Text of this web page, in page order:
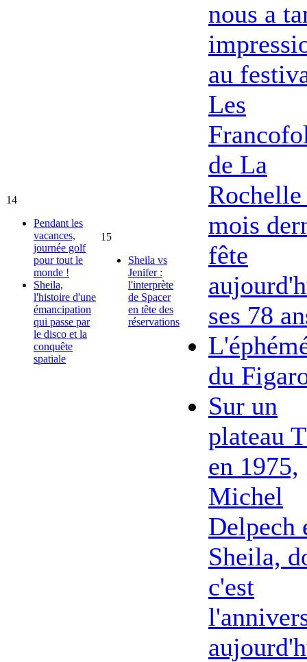
14
Pendant les
vacances,
journée golf
pour tout le
monde !
Sheila,
l'histoire d'une
émancipation
qui passe par
le disco et la
conquête
spatiale
15
Sheila vs
Jenifer :
l'interprète
de Spacer
en tête des
réservations
nous a
au
Les
de La
mois
fête
ses 78
du
Sur un
plateau
en 1975,
Michel
Delpech
Sheila,
c'est